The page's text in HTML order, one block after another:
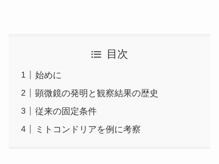
目次
始めに
顕微鏡の発明と観察結果の歴史
従来の固定条件
ミトコンドリアを例に考察